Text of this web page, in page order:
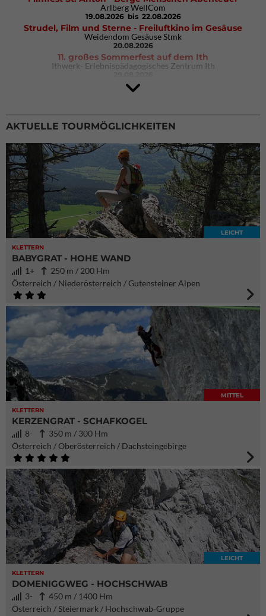
Arlberg WellCom
19.08.2026 bis 22.08.2026
Strudel, Film und Sterne - Freiluftkino im Gesäuse
Weidendom Gesäuse Stmk
20.08.2026
11. großes Sommerfest auf dem Ith
Ithwerk- Erlebnispädagogisches Zentrum Ith
4Blocs KIDS 2026
DAV Kletter- & Boulderzentrum München Süd (Thalkirchen)
AKTUELLE TOURMÖGLICHKEITEN
KLETTERN
LEICHT
BABYGRAT - HOHE WAND
1+
250 m / 200 Hm
Österreich / Niederösterreich / Gutensteiner Alpen
KLETTERN
MITTEL
KERZENGRAT - SCHAFKOGEL
8-
350 m / 300 Hm
Österreich / Oberösterreich / Dachsteingebirge
KLETTERN
LEICHT
DOMENIGGWEG - HOCHSCHWAB
3-
450 m / 1400 Hm
Österreich / Steiermark / Hochschwab-Gruppe